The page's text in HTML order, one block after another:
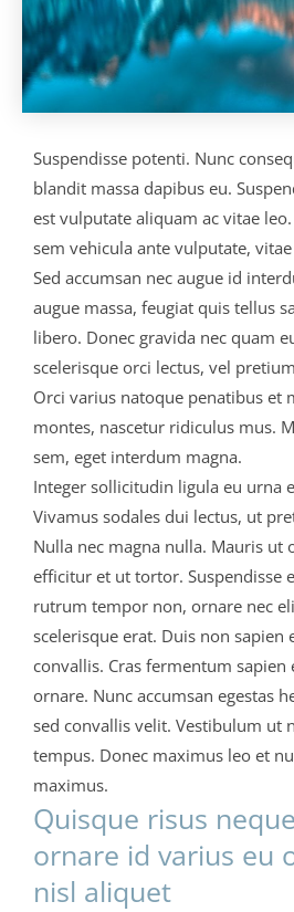
Suspendisse potenti. Nunc
blandit massa dapibus eu.
est vulputate aliquam ac vitae
sem vehicula ante vulputate,
Sed accumsan nec augue id
augue massa, feugiat quis tellus
libero. Donec gravida nec quam
scelerisque orci lectus, vel
Orci varius natoque penatibus et
montes, nascetur ridiculus mus.
sem, eget interdum magna.
Integer sollicitudin ligula eu urna
Vivamus sodales dui lectus, ut
Nulla nec magna nulla. Mauris
efficitur et ut tortor. Suspendisse
rutrum tempor non, ornare nec
scelerisque erat. Duis non sapien
convallis. Cras fermentum sapien
ornare. Nunc accumsan egestas
sed convallis velit. Vestibulum ut
tempus. Donec maximus leo et
maximus.
Quisque risus
ornare id varius eu
nisl aliquet